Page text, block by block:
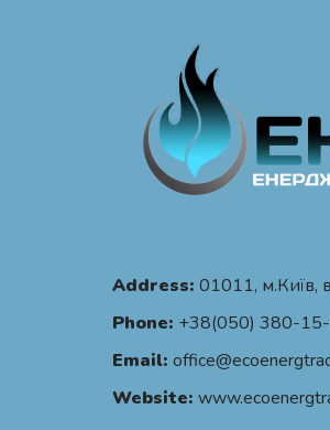
Address: 01011, м.Київ,
Phone: +38(050) 380-
Email:
Website: